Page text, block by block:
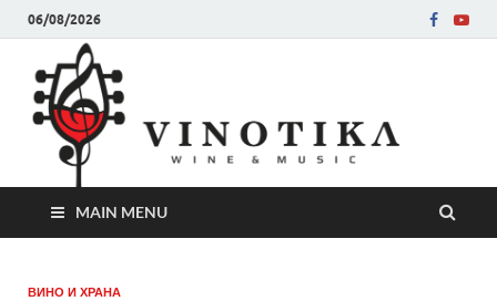
06/08/2026
MAIN MENU
ВИНО И ХРАНА